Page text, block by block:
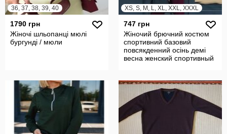
36, 37, 38, 39, 40
1790 грн
Жіночі шльопанці мюлі
бургунді / мюли
XS, S, M, L, XL, XXL, XXXL
747 грн
Жіночий брючний костюм
спортивний базовий
повсякденний осінь демі
весна женский спортивный